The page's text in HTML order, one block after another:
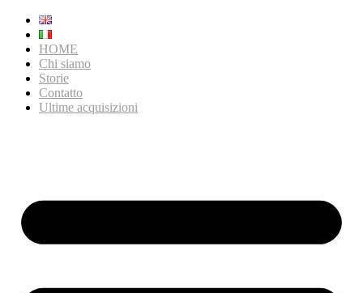
HOME
Chi siamo
Storie
Contatto
Ultime acquisizioni